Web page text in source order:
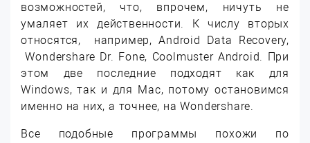
возможностей, что, впрочем, ничуть не
умаляет их действенности. К числу вторых
относятся, например, Android Data Recovery,
Wondershare Dr. Fone, Coolmuster Android. При
этом две последние подходят как для
Windows, так и для Mac, потому остановимся
именно на них, а точнее, на Wondershare.
Все подобные программы похожи по